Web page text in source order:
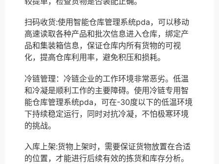
扫码收货:使用智能仓库管理系统pda，可以移动
高速读取各种产品和批次信息进入仓库，绑定产
品和集装箱信息，保证仓库内所有货物的可视
化，提高仓库利用率，避免积压和损耗。
冷链管理：冷链企业的工作环境非常恶劣。低温
和冷凝是顺利工作的主要障碍。使用冷链专用智
能仓库管理系统pda，可在-30度以下的低温环境
下持续稳定运行，同时对抗冷凝，不怕极寒环境
的挑战。
入库上架:货物上架时，需要保证货物放置在合适
的位置，才能进行后续有效的拣货和库存分析。